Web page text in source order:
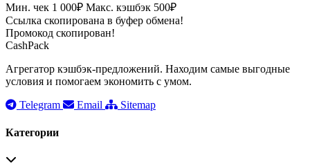
Мин. чек 1 000₽ Макс. кэшбэк 500₽
Ссылка скопирована в буфер обмена!
Промокод скопирован!
CashPack
Агрегатор кэшбэк-предложений. Находим самые выгодные
условия и помогаем экономить с умом.
Telegram
Email Sitemap
Категории